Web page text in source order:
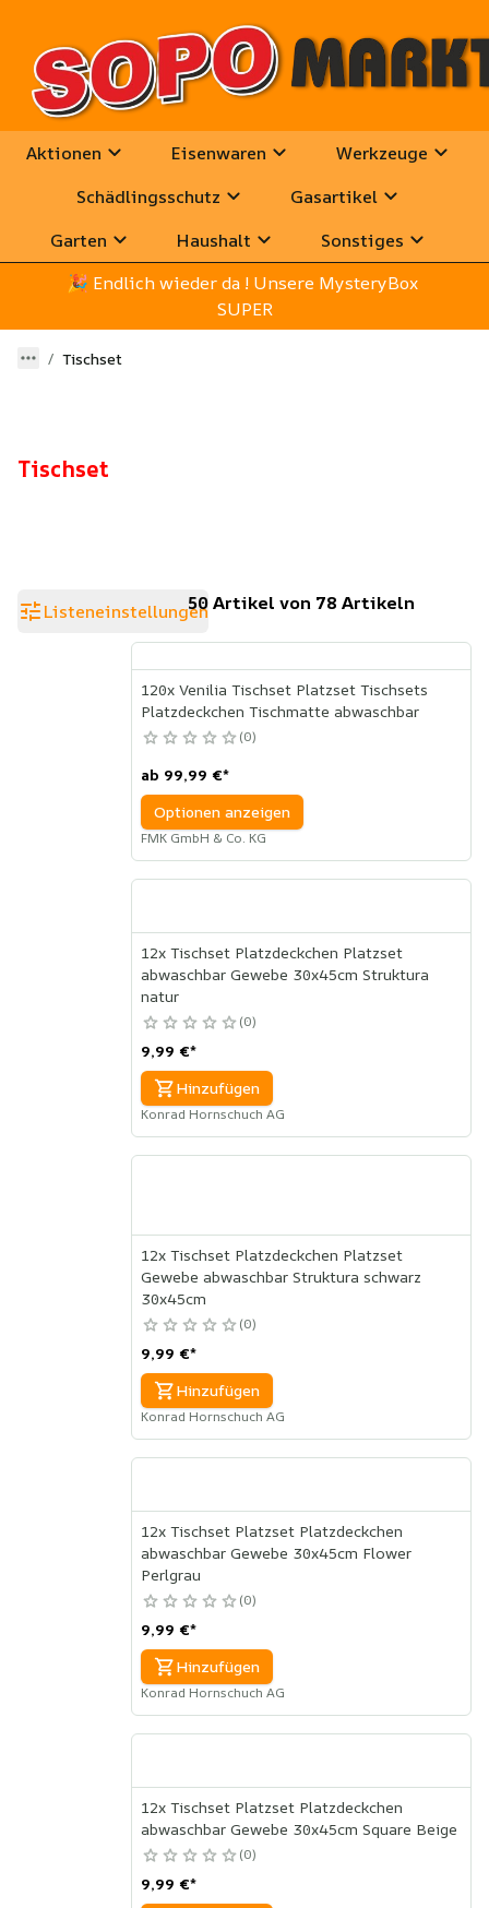
Aktionen Eisenwaren
Werkzeuge
Schädlingsschutz
Gasartikel
Garten
Haushalt
Sonstiges
🎉 Endlich wieder da ! Unsere MysteryBox
SUPER
Tischset
Tischset
Listeneinstellungen50 Artikel von 78 Artikeln
120x Venilia Tischset Platzset Tischsets
Platzdeckchen Tischmatte abwaschbar
0
ab 99,99 €*
Optionen anzeigen
FMK GmbH & Co. KG
12x Tischset Platzdeckchen Platzset
abwaschbar Gewebe 30x45cm Struktura
natur
0
9,99 €*
Hinzufügen
Konrad Hornschuch AG
12x Tischset Platzdeckchen Platzset
Gewebe abwaschbar Struktura schwarz
30x45cm
0
9,99 €*
Hinzufügen
Konrad Hornschuch AG
12x Tischset Platzset Platzdeckchen
abwaschbar Gewebe 30x45cm Flower
Perlgrau
0
9,99 €*
Hinzufügen
Konrad Hornschuch AG
12x Tischset Platzset Platzdeckchen
abwaschbar Gewebe 30x45cm Square Beige
0
9,99 €*